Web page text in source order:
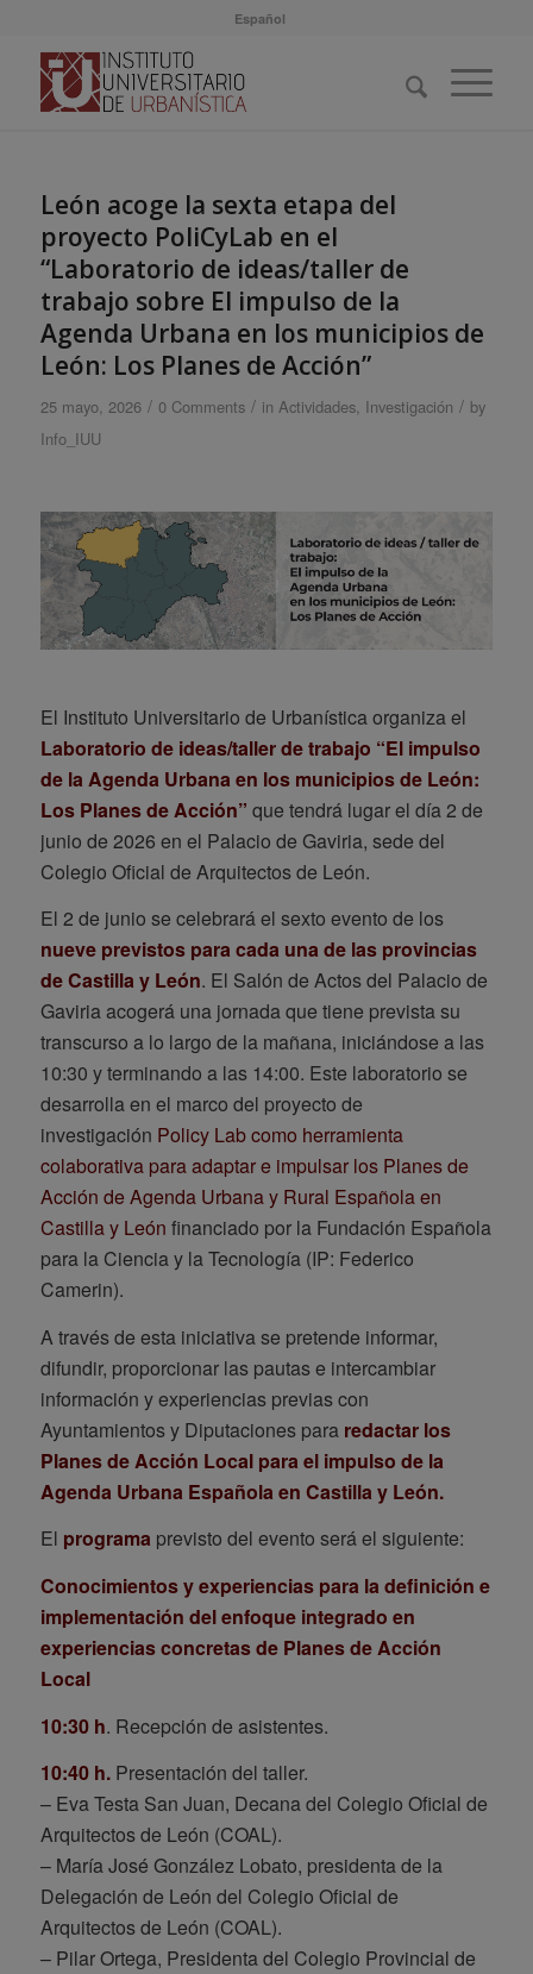
Español
León acoge la sexta etapa del
proyecto PoliCyLab en el
“Laboratorio de ideas/taller de
trabajo sobre El impulso de la
Agenda Urbana en los municipios de
León: Los Planes de Acción”
25 mayo, 2026 / 0 Comments / in Actividades, Investigación / by
Info_IUU
El Instituto Universitario de Urbanística organiza el
Laboratorio de ideas/taller de trabajo “El impulso
de la Agenda Urbana en los municipios de León:
Los Planes de Acción” que tendrá lugar el día 2 de
junio de 2026 en el Palacio de Gaviria, sede del
Colegio Oficial de Arquitectos de León.
El 2 de junio se celebrará el sexto evento de los
nueve previstos para cada una de las provincias
de Castilla y León. El Salón de Actos del Palacio de
Gaviria acogerá una jornada que tiene prevista su
transcurso a lo largo de la mañana, iniciándose a las
10:30 y terminando a las 14:00. Este laboratorio se
desarrolla en el marco del proyecto de
investigación Policy Lab como herramienta
colaborativa para adaptar e impulsar los Planes de
Acción de Agenda Urbana y Rural Española en
Castilla y León financiado por la Fundación Española
para la Ciencia y la Tecnología (IP: Federico
Camerin).
A través de esta iniciativa se pretende informar,
difundir, proporcionar las pautas e intercambiar
información y experiencias previas con
Ayuntamientos y Diputaciones para redactar los
Planes de Acción Local para el impulso de la
Agenda Urbana Española en Castilla y León.
El programa previsto del evento será el siguiente:
Conocimientos y experiencias para la definición e
implementación del enfoque integrado en
experiencias concretas de Planes de Acción
Local
10:30 h. Recepción de asistentes.
10:40 h. Presentación del taller.
– Eva Testa San Juan, Decana del Colegio Oficial de
Arquitectos de León (COAL).
– María José González Lobato, presidenta de la
Delegación de León del Colegio Oficial de
Arquitectos de León (COAL).
– Pilar Ortega, Presidenta del Colegio Provincial de